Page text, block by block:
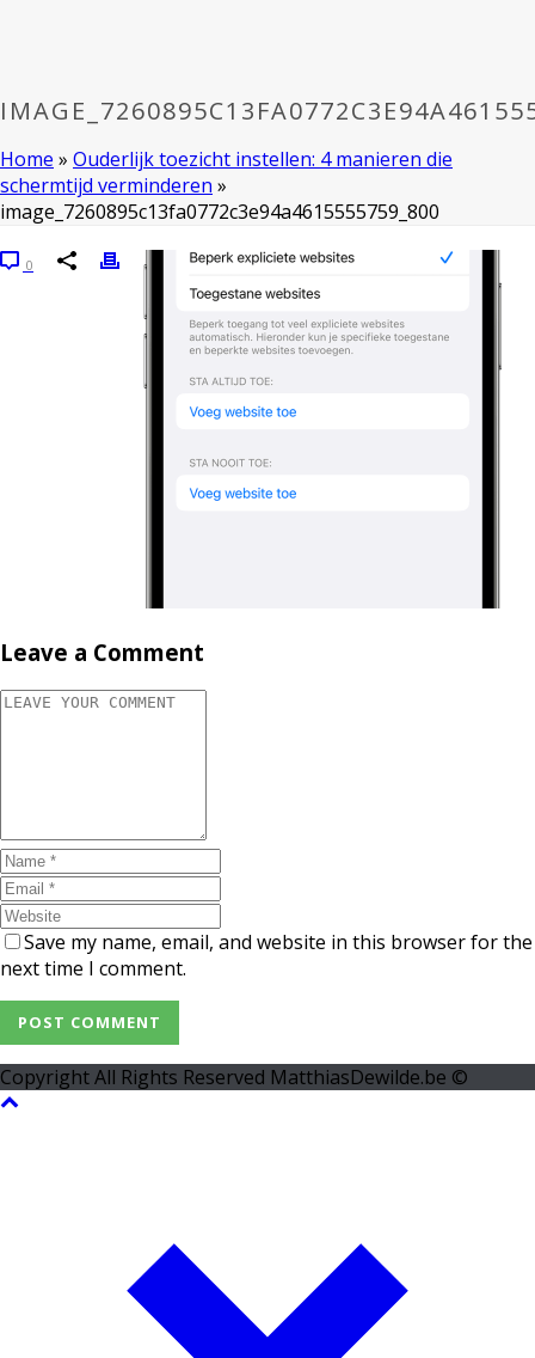
Home » Ouderlijk toezicht instellen: 4 manieren die
schermtijd verminderen »
image_7260895c13fa0772c3e94a4615555759_800
0
Leave a Comment
Save my name, email, and website in this browser for the
next time I comment.
Copyright All Rights Reserved MatthiasDewilde.be ©